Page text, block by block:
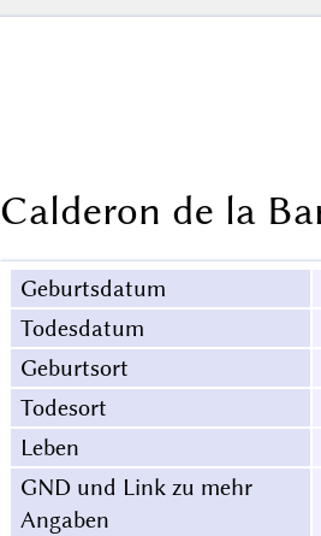
Calderon de la
Geburtsdatum
Todesdatum
Geburtsort
Todesort
Leben
GND und Link zu mehr
Angaben